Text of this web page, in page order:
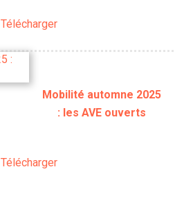
Télécharger
Mobilité automne 2025
: les AVE ouverts
Télécharger